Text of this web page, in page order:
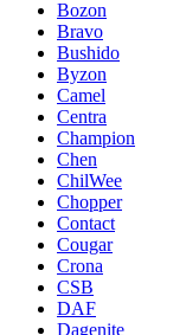
Bozon
Bravo
Bushido
Byzon
Camel
Centra
Champion
Chen
ChilWee
Chopper
Contact
Cougar
Crona
CSB
DAF
Dagenite